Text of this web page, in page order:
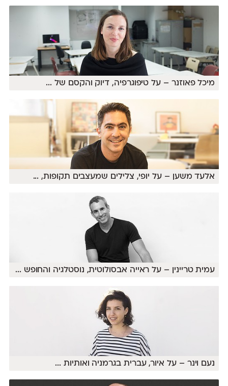
מיכל פאוזנר – על טיפוגרפיה, דיוק והקסם של...
אלעד משען – על יופי, צלילים שמעצבים תקופות,...
עמית טריינין – על ראייה אבסולוטית, נוסטלגיה והחופש ...
נעם וינר – על איור, עברית בגרמניה ואותיות...